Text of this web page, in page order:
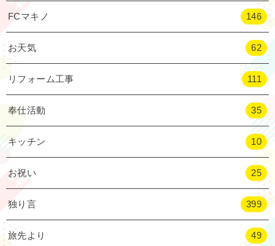
FCマキノ 146
お天気 62
リフォーム工事 111
奉仕活動 35
キッチン 10
お祝い 25
独り言 399
旅先より 49